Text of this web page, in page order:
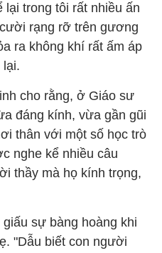
lại trong tôi rất nhiều ấn
rạng rỡ trên gương
ra không khí rất ấm áp
lại.
cho rằng, ở Giáo sư
đáng kính, vừa gần gũi
thân với một số học trò
nghe kể nhiều câu
thầy mà họ kính trọng,
sự bàng hoàng khi
"Dẫu biết con người